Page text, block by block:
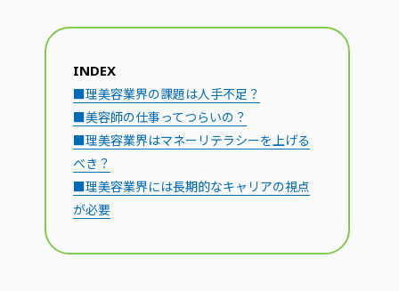
INDEX
■理美容業界の課題は人手不足？
■美容師の仕事ってつらいの？
■理美容業界はマネーリテラシーを上げる
べき？
■理美容業界には長期的なキャリアの視点
が必要